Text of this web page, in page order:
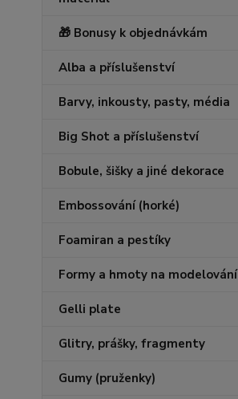
🎁 Bonusy k objednávkám
Alba a příslušenství
Barvy, inkousty, pasty, média
Big Shot a příslušenství
Bobule, šišky a jiné dekorace
Embossování (horké)
Foamiran a pestíky
Formy a hmoty na modelování
Gelli plate
Glitry, prášky, fragmenty
Gumy (pruženky)